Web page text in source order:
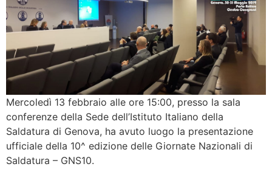
Mercoledì 13 febbraio alle ore 15:00, presso la sala
conferenze della Sede dell’Istituto Italiano della
Saldatura di Genova, ha avuto luogo la presentazione
ufficiale della 10^ edizione delle Giornate Nazionali di
Saldatura – GNS10.